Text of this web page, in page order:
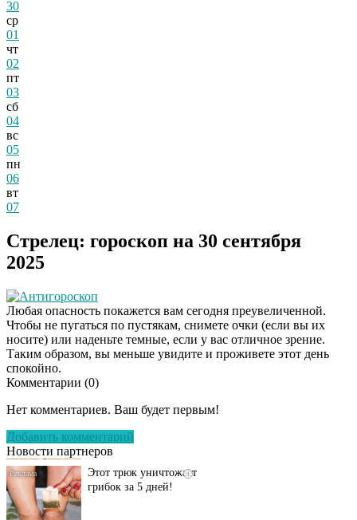
30
ср
01
чт
02
пт
03
сб
04
вс
05
пн
06
вт
07
Стрелец: гороскоп на 30 сентября
2025
Антигороскоп
Любая опасность покажется вам сегодня преувеличенной.
Чтобы не пугаться по пустякам, снимете очки (если вы их
носите) или наденьте темные, если у вас отличное зрение.
Таким образом, вы меньше увидите и проживете этот день
спокойно.
Комментарии (0)
Нет комментариев. Ваш будет первым!
Добавить комментарий
Новости партнеров
Даже самый
исчезнет с корнем,
грибок за 5 дней!